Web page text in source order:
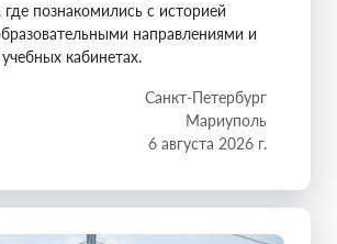
где познакомились с историей
направлениями и
кабинетах.
Санкт-Петербург
Мариуполь
6 августа 2026 г.